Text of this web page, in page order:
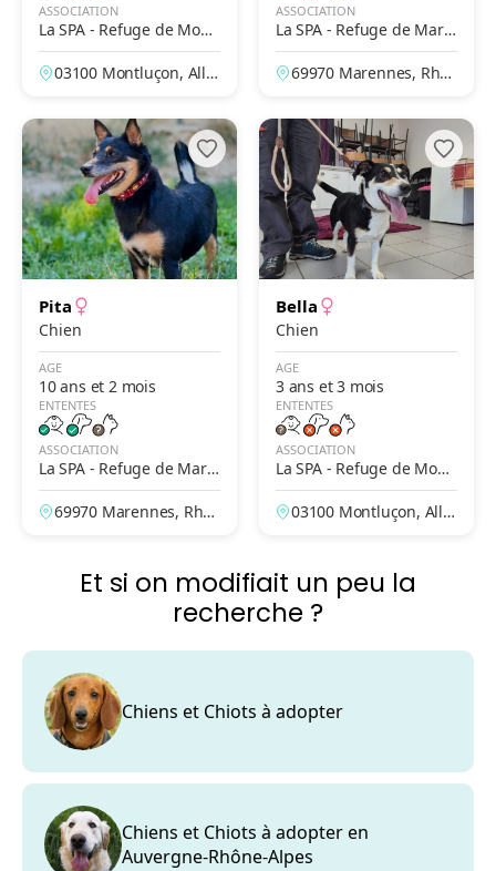
ASSOCIATION
La SPA - Refuge de Montl
uçon – La Loue
03100 Montluçon, Allie
ASSOCIATION
La SPA - Refuge de Mare
nnes – Lyon
69970 Marennes, Rhô
Pita
Chien
AGE
10 ans et 2 mois
ENTENTES
ASSOCIATION
La SPA - Refuge de Mare
nnes – Lyon
69970 Marennes, Rhô
Bella
Chien
AGE
3 ans et 3 mois
ENTENTES
ASSOCIATION
La SPA - Refuge de Montl
uçon – La Loue
03100 Montluçon, Allie
Et si on modifiait un peu la
recherche ?
Chiens et Chiots à adopter
Chiens et Chiots à adopter en
Auvergne-Rhône-Alpes